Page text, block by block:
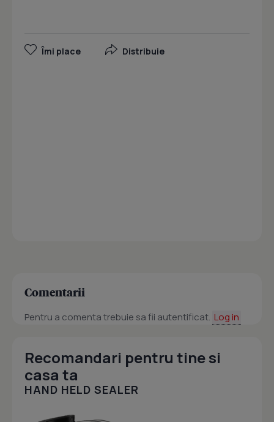
Îmi place Distribuie
Comentarii
Pentru a comenta trebuie sa fii autentificat. Log in
Recomandari pentru tine si
casa ta
HAND HELD SEALER